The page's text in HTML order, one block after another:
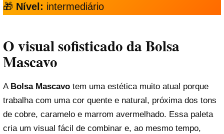
🎁 Nível: intermediário
O visual sofisticado da Bolsa
Mascavo
A Bolsa Mascavo tem uma estética muito atual porque
trabalha com uma cor quente e natural, próxima dos tons
de cobre, caramelo e marrom avermelhado. Essa paleta
cria um visual fácil de combinar e, ao mesmo tempo,